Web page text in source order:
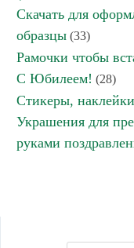
Скачать для
образцы (33)
Рамочки чтобы
С Юбилеем! (28)
Стикеры,
Украшения для
руками